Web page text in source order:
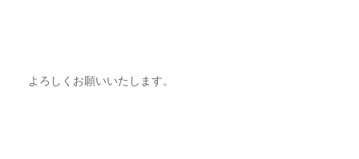
よろしくお願いいたします。